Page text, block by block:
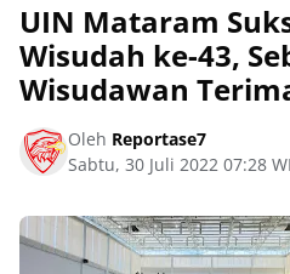
UIN Mataram
Wisudah ke-43,
Wisudawan
Oleh Reportase7
Sabtu, 30 Juli 2022 07:28